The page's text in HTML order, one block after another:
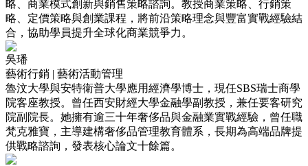
略、商業模式創新與銷售策略諮詢。教授商業策略、行銷策
略、定價策略與創業課程，將前沿策略理念與豐富實戰經驗結
合，協助學員提升全球化商業競爭力。
吳璠
藝術行銷 | 藝術活動管理
魯汶大學與安特衛普大學應用經濟學博士，現任SBS瑞士商學
院客座教授。曾任西安財經大學金融學副教授，兼任要客研究
院副院長。她擁有逾三十年奢侈品與金融業實戰經驗，曾任職
梵克雅寶，主導建構奢侈品管理教育體系，長期為高端品牌提
供戰略諮詢，發表核心論文十餘篇。